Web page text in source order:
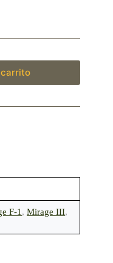
F-1 , Mirage III,